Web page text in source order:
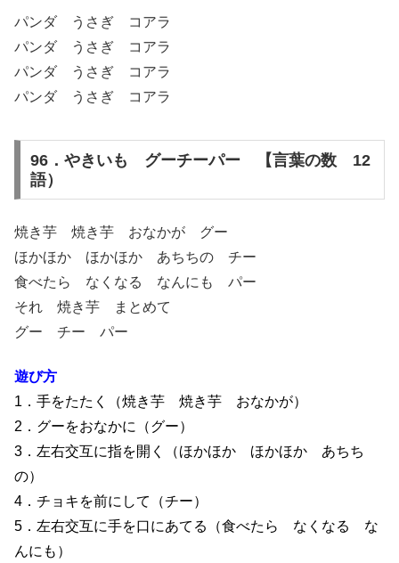
パンダ うさぎ コアラ
パンダ うさぎ コアラ
パンダ うさぎ コアラ
パンダ うさぎ コアラ
96．やきいも グーチーパー 【言葉の数 12
語）
焼き芋 焼き芋 おなかが グー
ほかほか ほかほか あちちの チー
食べたら なくなる なんにも パー
それ 焼き芋 まとめて
グー チー パー
遊び方
1．手をたたく（焼き芋 焼き芋 おなかが）
2．グーをおなかに（グー）
3．左右交互に指を開く（ほかほか ほかほか あちち
の）
4．チョキを前にして（チー）
5．左右交互に手を口にあてる（食べたら なくなる な
んにも）